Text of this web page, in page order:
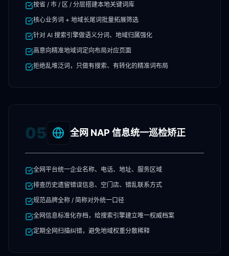
按省 / 市 / 区 / 分层搭建本地关键词库
核心业务词 + 地域长尾词批量拓展筛选
针对 AI 搜索引擎做语义分词、地域归属强化
高意向精准地域词定向布局对应页面
拒绝乱堆泛词，只做有搜索、有转化的精准词布局
05 全网 NAP 信息统一巡检矫正
全网平台统一企业名称、电话、地址、服务区域
排查历史遗留错误信息、空门店、错乱联系方式
规范品牌全称 / 简称对外统一口径
全网信息标准化存档，给搜索引擎建立唯一权威档案
定期全网扫描纠错，避免地域权重分散稀释